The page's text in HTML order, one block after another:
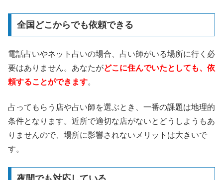
全国どこからでも依頼できる
電話占いやネット占いの場合、占い師がいる場所に行く必
要はありません。あなたがどこに住んでいたとしても、依
頼することができます。
占ってもらう店や占い師を選ぶとき、一番の課題は地理的
条件となります。近所で適切な店がないとどうしようもあ
りませんので、場所に影響されないメリットは大きいで
す。